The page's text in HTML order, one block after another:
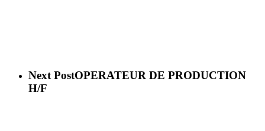
Next PostOPERATEUR DE PRODUCTION
H/F